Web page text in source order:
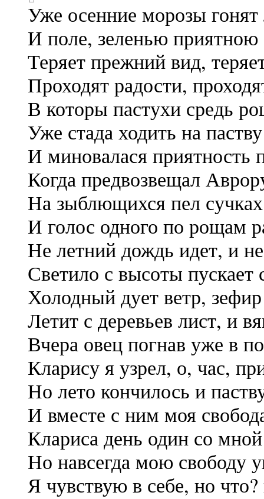
Уже осенние морозы гонят
И поле, зеленью приятною
Теряет прежний вид,
Проходят радости,
В которы пастухи средь
Уже стада ходить на
И миновалася приятность
Когда предвозвещал
На зыблющихся пел
И голос одного по рощам
Не летний дождь идет, и
Светило с высоты пускает
Холодный дует ветр,
Летит с деревьев лист, и
Вчера овец погнав уже в
Кларису я узрел, о, час,
Но лето кончилось и
И вместе с ним моя
Клариса день один со
Но навсегда мою свободу
Я чувствую в себе, но